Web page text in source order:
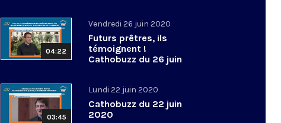
04:22
Vendredi 26 juin 2020
Futurs prêtres, ils
témoignent !
Cathobuzz du 26 juin
03:45
Lundi 22 juin 2020
Cathobuzz du 22 juin
2020